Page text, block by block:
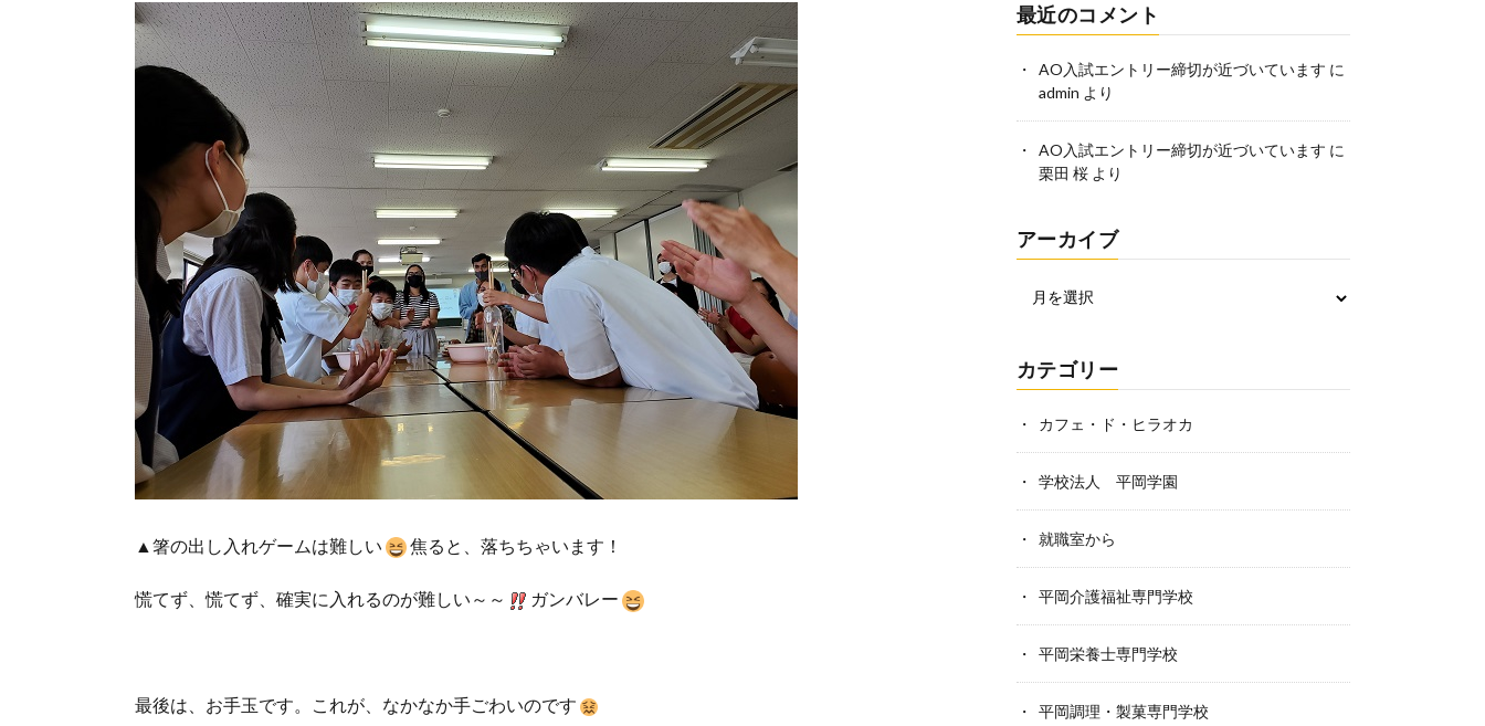
▲箸の出し入れゲームは難しい 焦ると、落ちちゃいます！
慌てず、慌てず、確実に入れるのが難しい～～ ガンバレー
最後は、お手玉です。これが、なかなか手ごわいのです
最近のコメント
AO入試エントリー締切が近づいています に
admin より
AO入試エントリー締切が近づいています に
栗田 桜より
アーカイブ
カテゴリー
カフェ・ド・ヒラオカ
学校法人 平岡学園
就職室から
平岡介護福祉専門学校
平岡栄養士専門学校
平岡調理・製菓専門学校